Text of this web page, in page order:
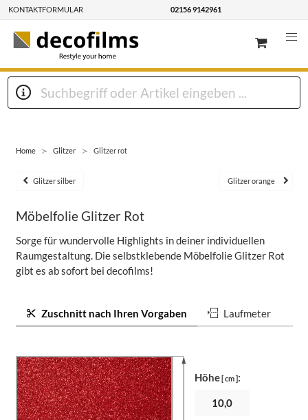
KONTAKTFORMULAR 02156 9142961
Home Glitzer Glitzer rot
Glitzer silber Glitzer orange
Möbelfolie Glitzer Rot
Sorge für wundervolle Highlights in deiner individuellen
Raumgestaltung. Die selbstklebende Möbelfolie Glitzer Rot
gibt es ab sofort bei decofilms!
Zuschnitt nach Ihren Vorgaben Laufmeter
Höhe[ cm ]: